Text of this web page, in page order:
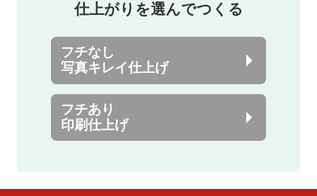
仕上がりを選んでつくる
フチなし
写真キレイ仕上げ
フチあり
印刷仕上げ